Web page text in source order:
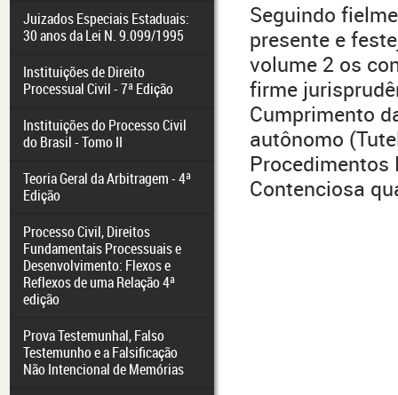
Juizados Especiais Estaduais:
30 anos da Lei N. 9.099/1995
Instituições de Direito
Processual Civil - 7ª Edição
Instituições do Processo Civil
do Brasil - Tomo II
Teoria Geral da Arbitragem - 4ª
Edição
Processo Civil, Direitos
Fundamentais Processuais e
Desenvolvimento: Flexos e
Reflexos de uma Relação 4ª
edição
Prova Testemunhal, Falso
Testemunho e a Falsificação
Não Intencional de Memórias
Seguindo
presente e
volume 2 os
firme
Cumprimento
autônomo
Procedimentos
Contenciosa